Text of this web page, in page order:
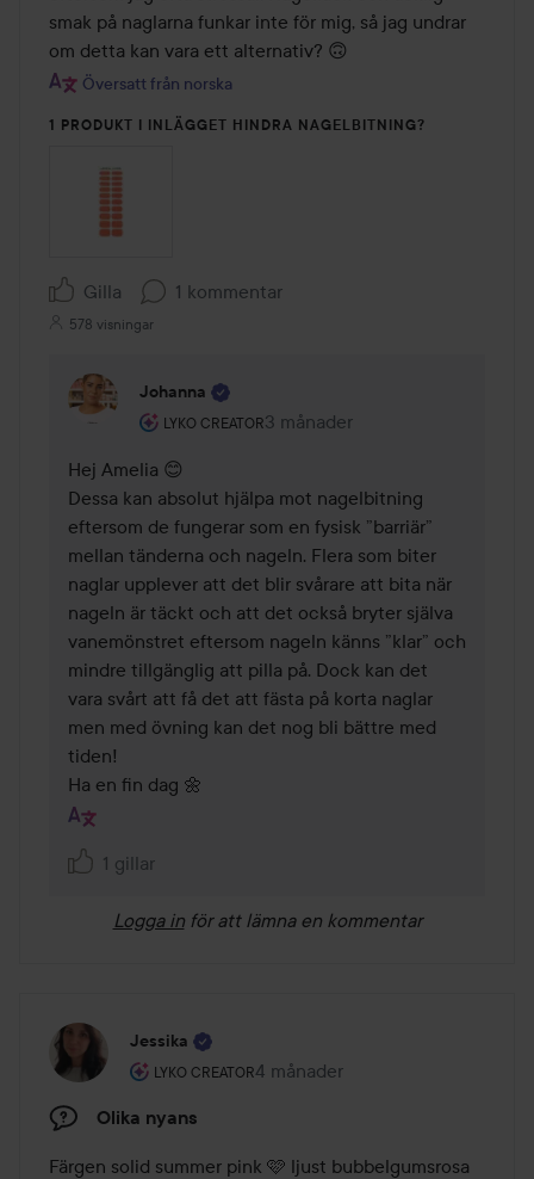
smak på naglarna funkar inte för mig, så jag undrar
om detta kan vara ett alternativ? 🙃
Översatt från norska
1 PRODUKT I INLÄGGET HINDRA NAGELBITNING?
Gilla 1 kommentar
578 visningar
Johanna
LYKO CREATOR
Användarens roll: Lyko Creator.
3 månader
Kommentaren lades 3 månader
Hej Amelia 😊
Dessa kan absolut hjälpa mot nagelbitning
eftersom de fungerar som en fysisk ”barriär”
mellan tänderna och nageln. Flera som biter
naglar upplever att det blir svårare att bita när
nageln är täckt och att det också bryter själva
vanemönstret eftersom nageln känns ”klar” och
mindre tillgänglig att pilla på. Dock kan det
vara svårt att få det att fästa på korta naglar
men med övning kan det nog bli bättre med
tiden!
Ha en fin dag 🌼
1 gillar
Logga in för att lämna en kommentar
Jessika
LYKO CREATOR
Användarens roll: Lyko Creator.
4 månader
Inlägget skapades 4 månader
Olika nyans
Färgen solid summer pink 🩷 ljust bubbelgumsrosa